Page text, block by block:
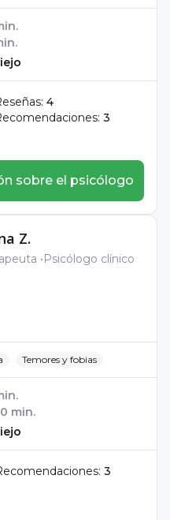
4
3
sobre el psicólogo
Z.
Psicólogo clínico
Temores y fobias
min.
3